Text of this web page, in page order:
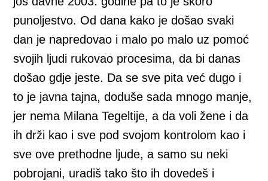
punoljestvo. Od dana kako je došao svaki
dan je napredovao i malo po malo uz pomoć
svojih ljudi rukovao procesima, da bi danas
došao gdje jeste. Da se sve pita već dugo i
to je javna tajna, doduše sada mnogo manje,
jer nema Milana Tegeltije, a da voli žene i da
ih drži kao i sve pod svojom kontrolom kao i
sve ove prethodne ljude, a samo su neki
pobrojani, uradiš tako što ih dovedeš i